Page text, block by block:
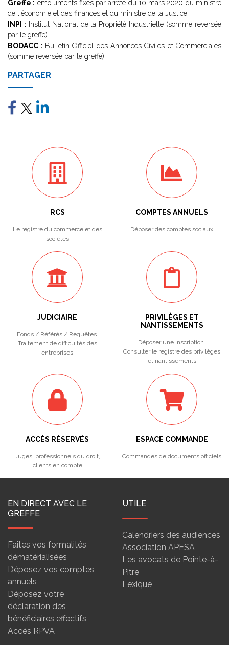
Greffe : émoluments fixés pararrêté du 10 mars 2020 du ministre
de l'économie et des finances et du ministre de la Justice
INPI : Institut National de la Propriété Industrielle (somme reversée
par le greffe)
BODACC : Bulletin Officiel des Annonces Civiles et Commerciales
(somme reversée par le greffe)
PARTAGER
RCS
Le registre du commerce et des
sociétés
COMPTES ANNUELS
Déposer des comptes sociaux
JUDICIAIRE
Fonds / Référés / Requêtes.
Traitement de difficultés des
entreprises
PRIVILÈGES ET
NANTISSEMENTS
Déposer une inscription.
Consulter le registre des privilèges
et nantissements
ACCÈS RÉSERVÉS
Juges, professionnels du droit,
clients en compte
ESPACE COMMANDE
Commandes de documents officiels
EN DIRECT AVEC LE
GREFFE
Faites vos formalités
dématérialisées
Déposez vos comptes
annuels
Déposez votre
déclaration des
bénéficiaires effectifs
Accès RPVA
UTILE
Calendriers des audiences
Association APESA
Les avocats de Pointe-à-
Pitre
Lexique